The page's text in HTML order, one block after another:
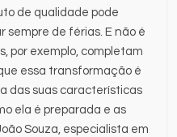
de qualidade pode
de férias. E não é
por exemplo, completam
essa transformação é
das suas características
ela é preparada e as
Souza, especialista em